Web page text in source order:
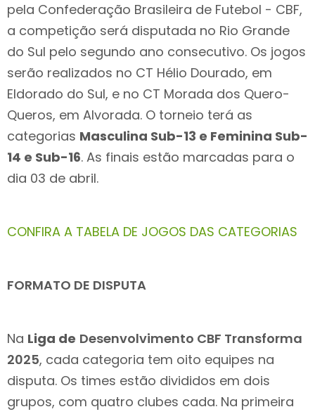
pela Confederação Brasileira de Futebol - CBF,
a competição será disputada no Rio Grande
do Sul pelo segundo ano consecutivo. Os jogos
serão realizados no CT Hélio Dourado, em
Eldorado do Sul, e no CT Morada dos Quero-
Queros, em Alvorada. O torneio terá as
categorias Masculina Sub-13 e Feminina Sub-
14 e Sub-16. As finais estão marcadas para o
dia 03 de abril.
CONFIRA A TABELA DE JOGOS DAS CATEGORIAS
FORMATO DE DISPUTA
Na Liga de Desenvolvimento CBF Transforma
2025, cada categoria tem oito equipes na
disputa. Os times estão divididos em dois
grupos, com quatro clubes cada. Na primeira